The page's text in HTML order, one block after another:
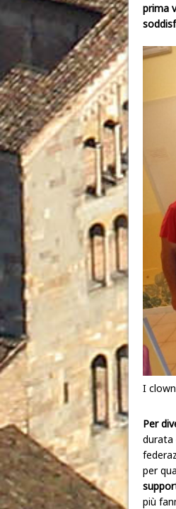
prima
I
Per
durata
per
più